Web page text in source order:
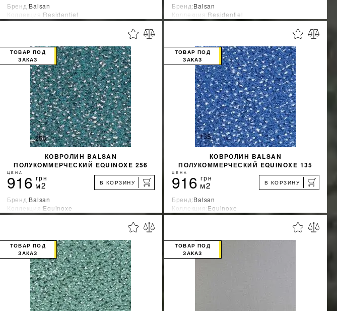
Бренд:Balsan
Коллекция:Residentiel
Страна-производитель:Франция
УЗНАТЬ СВОЮ СКИДКУ %
КУПИТЬ
Бренд:Balsan
Коллекция:Residentiel
Страна-производитель:Франция
УЗНАТЬ СВОЮ СКИДКУ %
КУПИТЬ
КОВРОЛИН BALSAN
ПОЛУКОММЕРЧЕСКИЙ EQUINOXE 256
ТОВАР ПОД
ЗАКАЗ
ЦЕНА
916 грн
м2 В КОРЗИНУ
Бренд:Balsan
Коллекция:Equinoxe
Страна-производитель:Франция
УЗНАТЬ СВОЮ СКИДКУ %
КУПИТЬ
КОВРОЛИН BALSAN
ПОЛУКОММЕРЧЕСКИЙ EQUINOXE 135
ТОВАР ПОД
ЗАКАЗ
ЦЕНА
916 грн
м2 В КОРЗИНУ
Бренд:Balsan
Коллекция:Equinoxe
Страна-производитель:Франция
УЗНАТЬ СВОЮ СКИДКУ %
ТОВАР ПОД
ЗАКАЗ
ТОВАР ПОД
ЗАКАЗ